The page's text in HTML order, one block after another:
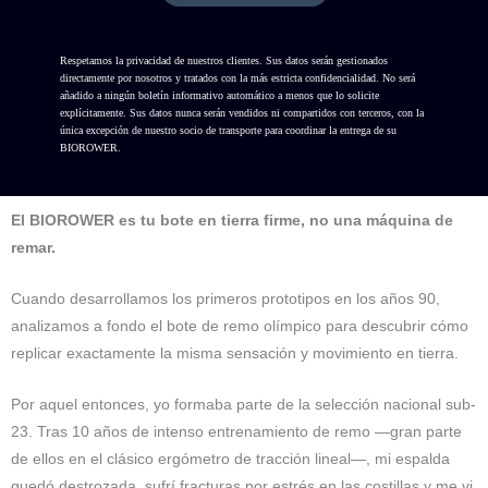
Respetamos la privacidad de nuestros clientes. Sus datos serán gestionados
directamente por nosotros y tratados con la más estricta confidencialidad. No será
añadido a ningún boletín informativo automático a menos que lo solicite
explícitamente. Sus datos nunca serán vendidos ni compartidos con terceros, con la
única excepción de nuestro socio de transporte para coordinar la entrega de su
BIOROWER.
El BIOROWER es tu bote en tierra firme, no una máquina de
remar.
Cuando desarrollamos los primeros prototipos en los años 90,
analizamos a fondo el bote de remo olímpico para descubrir cómo
replicar exactamente la misma sensación y movimiento en tierra.
Por aquel entonces, yo formaba parte de la selección nacional sub-
23. Tras 10 años de intenso entrenamiento de remo —gran parte
de ellos en el clásico ergómetro de tracción lineal—, mi espalda